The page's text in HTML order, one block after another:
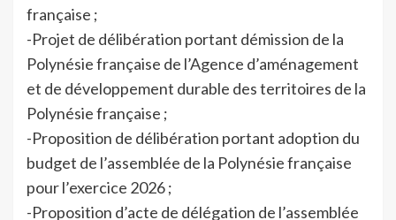
française ;
-Projet de délibération portant démission de la
Polynésie française de l’Agence d’aménagement
et de développement durable des territoires de la
Polynésie française ;
-Proposition de délibération portant adoption du
budget de l’assemblée de la Polynésie française
pour l’exercice 2026 ;
-Proposition d’acte de délégation de l’assemblée